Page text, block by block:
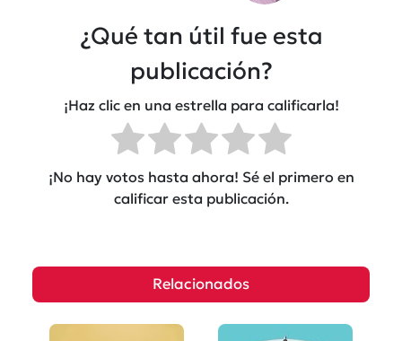
¿Qué tan útil fue esta
publicación?
¡Haz clic en una estrella para calificarla!
¡No hay votos hasta ahora! Sé el primero en
calificar esta publicación.
Relacionados